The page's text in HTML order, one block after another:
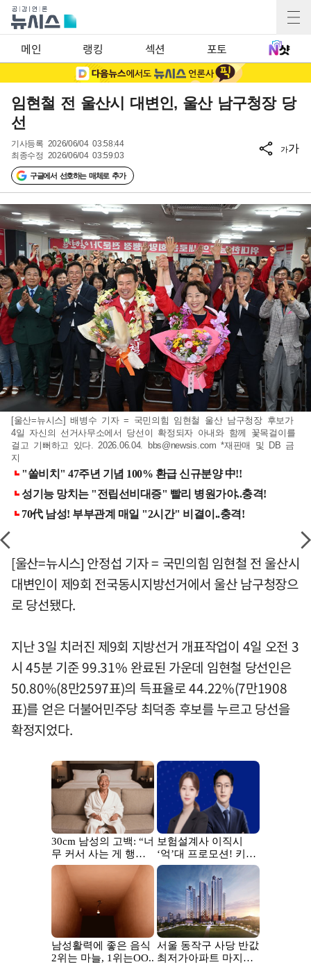
메인 랭킹 섹션 포토
임현철 전 울산시 대변인, 울산 남구청장 당
선
기사등록 2026/06/04 03:58:44
최종수정 2026/06/04 03:59:03
구글에서 선호하는 매체로 추가
가가
[울산=뉴시스] 배병수 기자 = 국민의힘 임현철 울산 남구청장 후보가
4일 자신의 선거사무소에서 당선이 확정되자 아내와 함께 꽃목걸이를
걸고 기뻐하고 있다. 2026.06.04. bbs@newsis.com *재판매 및 DB 금
지
[울산=뉴시스] 안정섭 기자 = 국민의힘 임현철 전 울산시
대변인이 제9회 전국동시지방선거에서 울산 남구청장으
로 당선됐다.
지난 3일 치러진 제9회 지방선거 개표작업이 4일 오전 3
시 45분 기준 99.31% 완료된 가운데 임현철 당선인은
50.80%(8만2597표)의 득표율로 44.22%(7만1908
표)를 얻은 더불어민주당 최덕종 후보를 누르고 당선을
확정지었다.